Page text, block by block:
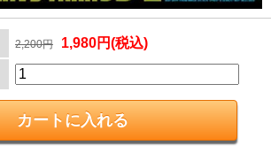
2,200円 1,980円(税込)